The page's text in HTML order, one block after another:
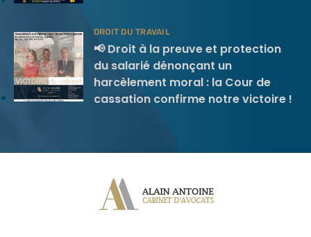
DROIT DU TRAVAIL
📢 Droit à la preuve et protection
du salarié dénonçant un
harcèlement moral : la Cour de
cassation confirme notre victoire !